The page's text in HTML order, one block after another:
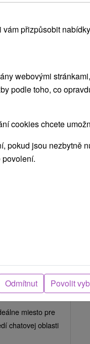
chate s
miesto pre
chatovej oblasti
přizpůsobit
webovými
podle toho, co
cookies chcete
pokud jsou nezbytně
povolení.
Odmítnut Povolit